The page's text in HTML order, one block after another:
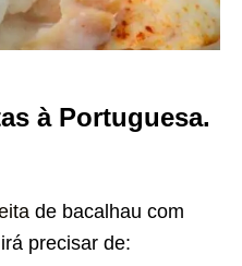
à Portuguesa.
de bacalhau com
precisar de: